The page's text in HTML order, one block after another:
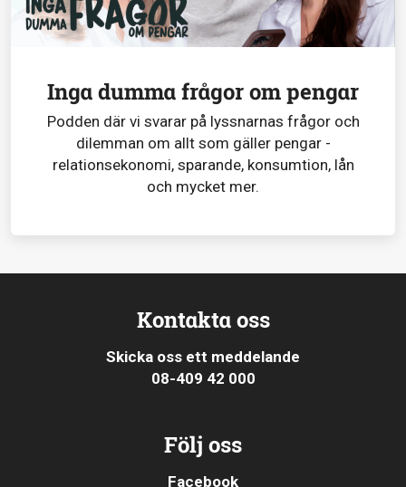
Inga dumma frågor om pengar
Podden där vi svarar på lyssnarnas frågor och
dilemman om allt som gäller pengar -
relationsekonomi, sparande, konsumtion, lån
och mycket mer.
Kontakta oss
Skicka oss ett meddelande
08-409 42 000
Följ oss
Facebook